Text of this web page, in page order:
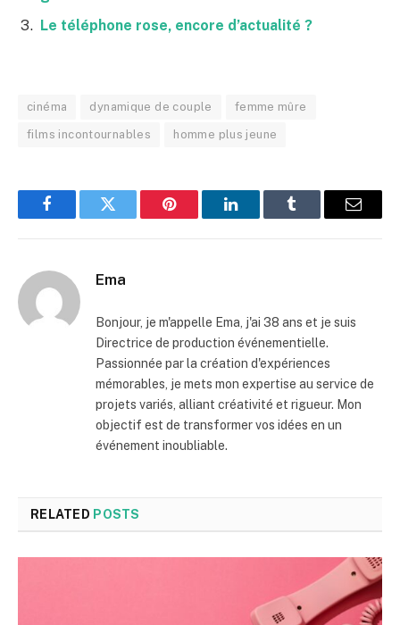
Le téléphone rose, encore d’actualité ?
cinéma dynamique de couple femme mûre
films incontournables homme plus jeune
FacebookTwitter Pinterest LinkedInTumblr Email
Ema
Bonjour, je m'appelle Ema, j'ai 38 ans et je suis
Directrice de production événementielle.
Passionnée par la création d'expériences
mémorables, je mets mon expertise au service de
projets variés, alliant créativité et rigueur. Mon
objectif est de transformer vos idées en un
événement inoubliable.
RELATED POSTS